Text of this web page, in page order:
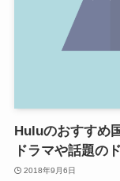
Huluのおすすめ
ドラマや話題の
2018年9月6日